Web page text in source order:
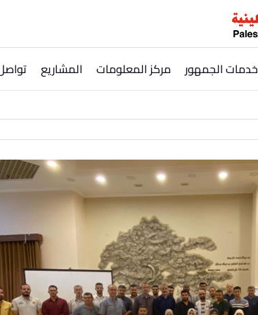
خدمات الجمهور مركز المعلومات المشاريع